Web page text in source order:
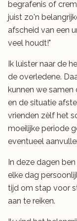
begrafenis of
juist zo'n
afscheid van een
veel houdt!"
Ik luister naar de
de overledene.
kunnen we
en de situatie
vrienden zèlf het
moeilijke periode
eventueel
In deze dagen
elke dag
tijd om stap voor
aan te reiken.